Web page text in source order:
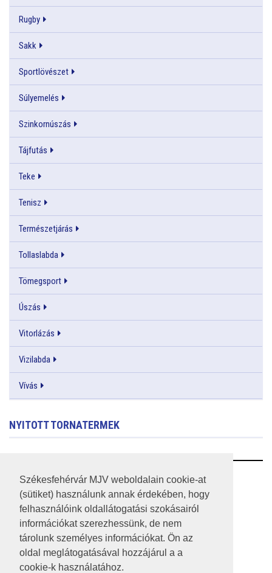
Székesfehérvár MJV weboldalain cookie-at
(sütiket) használunk annak érdekében, hogy
felhasználóink oldallátogatási szokásairól
információkat szerezhessünk, de nem
tárolunk személyes információkat. Ön az
oldal meglátogatásával hozzájárul a a
cookie-k használatához.
Rugby
Sakk
Sportlövészet
Súlyemelés
Szinkornúszás
Tájfutás
Teke
Tenisz
Természetjárás
Tollaslabda
Tömegsport
Úszás
Vitorlázás
Vizilabda
Vívás
NYITOTT TORNATERMEK
RSS
A HONLAP 2017.03.31-I ÁLLAPOTA
JOGI NYILATKOZAT
IMPRESSZUM